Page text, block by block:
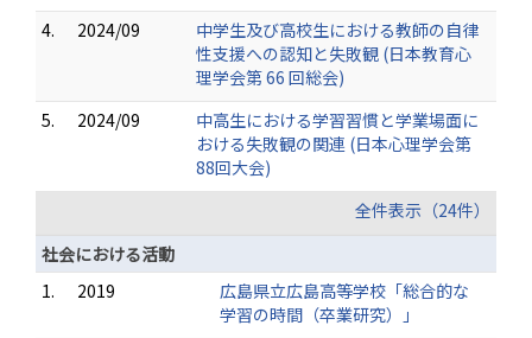
4.
2024/09
中学生及び高校生における教師の自律
性支援への認知と失敗観 (日本教育心
理学会第 66 回総会)
5.
2024/09
中高生における学習習慣と学業場面に
おける失敗観の関連 (日本心理学会第
88回大会)
全件表示（24件）
社会における活動
1.
2019
広島県立広島高等学校「総合的な
学習の時間（卒業研究）」